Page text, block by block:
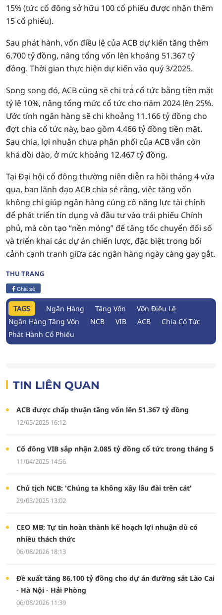
15% (tức cổ đông sở hữu 100 cổ phiếu được nhận thêm
15 cổ phiếu).
Sau phát hành, vốn điều lệ của ACB dự kiến tăng thêm
6.700 tỷ đồng, nâng tổng vốn lên khoảng 51.367 tỷ
đồng. Thời gian thực hiện dự kiến vào quý 3/2025.
Song song đó, ACB cũng sẽ chi trả cổ tức bằng tiền mặt
tỷ lệ 10%, nâng tổng mức cổ tức cho năm 2024 lên 25%.
Ước tính ngân hàng sẽ chi khoảng 11.166 tỷ đồng cho
đợt chia cổ tức này, bao gồm 4.466 tỷ đồng tiền mặt.
Sau chia, lợi nhuận chưa phân phối của ACB vẫn còn
khá dồi dào, ở mức khoảng 12.467 tỷ đồng.
Tại Đại hội cổ đông thường niên diễn ra hồi tháng 4 vừa
qua, ban lãnh đạo ACB chia sẻ rằng, việc tăng vốn
không chỉ giúp ngân hàng củng cố năng lực tài chính
để phát triển tín dụng và đầu tư vào trái phiếu Chính
phủ, mà còn tạo “nền móng” để tăng tốc chuyển đổi số
và triển khai các dự án chiến lược, đặc biệt trong bối
cảnh cạnh tranh giữa các ngân hàng ngày càng gay gắt.
THU TRANG
Chia sẻ
TAGS Ngân Hàng Tăng Vốn
Vốn Điều Lệ
Ngân Hàng Tăng Vốn
NCB VIB ACB
Chia Cổ Tức
Phát Hành Cổ Phiếu
TIN LIÊN QUAN
ACB được chấp thuận tăng vốn lên 51.367 tỷ đồng
12/05/2025 16:12
Cổ đông VIB sắp nhận 2.085 tỷ đồng cổ tức trong tháng 5
11/04/2025 14:56
Chủ tịch NCB: 'Chúng ta không xây lâu đài trên cát'
29/03/2025 13:02
CEO MB: Tự tin hoàn thành kế hoạch lợi nhuận dù có
nhiều thách thức
06/08/2026 18:13
Đề xuất tăng 86.100 tỷ đồng cho dự án đường sắt Lào Cai
- Hà Nội - Hải Phòng
06/08/2026 11:39